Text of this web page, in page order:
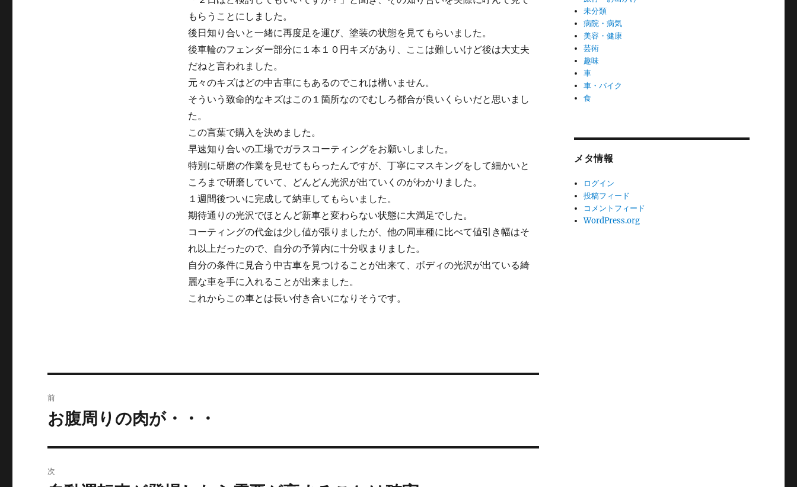
もらうことにしました。
後日知り合いと一緒に再度足を運び、塗装の状態を見てもらいました。
後車輪のフェンダー部分に１本１０円キズがあり、ここは難しいけど後は大丈夫
だねと言われました。
元々のキズはどの中古車にもあるのでこれは構いません。
そういう致命的なキズはこの１箇所なのでむしろ都合が良いくらいだと思いまし
た。
この言葉で購入を決めました。
早速知り合いの工場でガラスコーティングをお願いしました。
特別に研磨の作業を見せてもらったんですが、丁寧にマスキングをして細かいと
ころまで研磨していて、どんどん光沢が出ていくのがわかりました。
１週間後ついに完成して納車してもらいました。
期待通りの光沢でほとんど新車と変わらない状態に大満足でした。
コーティングの代金は少し値が張りましたが、他の同車種に比べて値引き幅はそ
れ以上だったので、自分の予算内に十分収まりました。
自分の条件に見合う中古車を見つけることが出来て、ボディの光沢が出ている綺
麗な車を手に入れることが出来ました。
これからこの車とは長い付き合いになりそうです。
稿
前
前
投
稿:
お腹周りの肉が・・・
次
未分類
病院・病気
美容・健康
芸術
趣味
車
車・バイク
食
メタ情報
ログイン
投稿フィード
コメントフィード
WordPress.org